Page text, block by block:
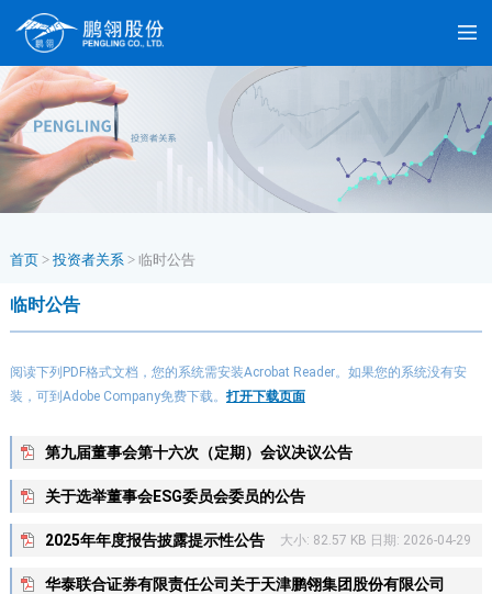
首页> 投资者关系 > 临时公告
临时公告
阅读下列PDF格式文档，您的系统需安装Acrobat Reader。如果您的系统没有安
装，可到Adobe Company免费下载。 打开下载页面
第九届董事会第十六次（定期）会议决议公告
大小: 187.26 KB 日期: 2026-04-29
关于选举董事会ESG委员会委员的公告
2025年年度报告披露提示性公告 大小: 82.57 KB 日期: 2026-04-29
华泰联合证券有限责任公司关于天津鹏翎集团股份有限公司